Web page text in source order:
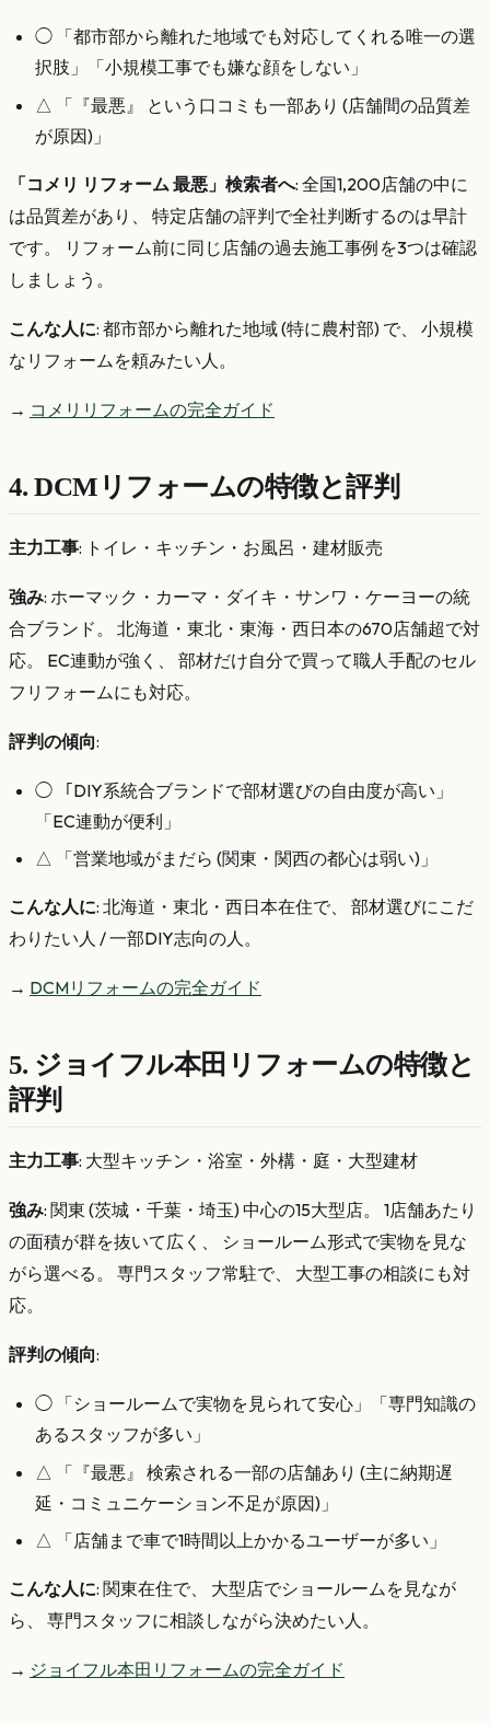
◯ 「都市部から離れた地域でも対応してくれる唯一の選
択肢」「小規模工事でも嫌な顔をしない」
△ 「『最悪』 という口コミも一部あり (店舗間の品質差
が原因)」
「コメリ リフォーム 最悪」検索者へ: 全国1,200店舗の中に
は品質差があり、 特定店舗の評判で全社判断するのは早計
です。 リフォーム前に同じ店舗の過去施工事例を3つは確認
しましょう。
こんな人に: 都市部から離れた地域 (特に農村部) で、 小規模
なリフォームを頼みたい人。
→ コメリリフォームの完全ガイド
4. DCMリフォームの特徴と評判
主力工事: トイレ・キッチン・お風呂・建材販売
強み: ホーマック・カーマ・ダイキ・サンワ・ケーヨーの統
合ブランド。 北海道・東北・東海・西日本の670店舗超で対
応。 EC連動が強く、 部材だけ自分で買って職人手配のセル
フリフォームにも対応。
評判の傾向:
◯ 「DIY系統合ブランドで部材選びの自由度が高い」
「EC連動が便利」
△ 「営業地域がまだら (関東・関西の都心は弱い)」
こんな人に: 北海道・東北・西日本在住で、 部材選びにこだ
わりたい人 / 一部DIY志向の人。
→ DCMリフォームの完全ガイド
5. ジョイフル本田リフォームの特徴と
評判
主力工事: 大型キッチン・浴室・外構・庭・大型建材
強み: 関東 (茨城・千葉・埼玉) 中心の15大型店。 1店舗あたり
の面積が群を抜いて広く、 ショールーム形式で実物を見な
がら選べる。 専門スタッフ常駐で、 大型工事の相談にも対
応。
評判の傾向:
◯ 「ショールームで実物を見られて安心」「専門知識の
あるスタッフが多い」
△ 「『最悪』 検索される一部の店舗あり (主に納期遅
延・コミュニケーション不足が原因)」
△ 「店舗まで車で1時間以上かかるユーザーが多い」
こんな人に: 関東在住で、 大型店でショールームを見なが
ら、 専門スタッフに相談しながら決めたい人。
→ ジョイフル本田リフォームの完全ガイド